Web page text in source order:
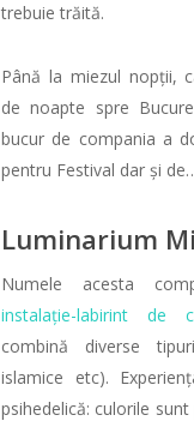
trebuie trăită.
Până la miezul nopții,
de noapte spre
bucur de compania a
pentru Festival dar și
Luminarium
Numele acesta
instalație-labirint de
combină diverse
islamice etc).
psihedelică: culorile